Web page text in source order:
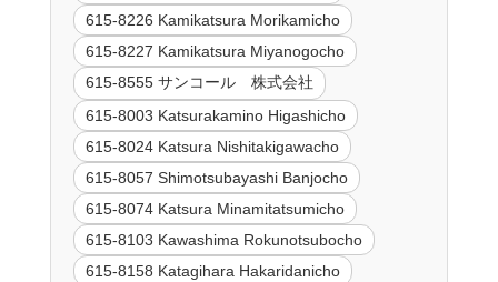
615-8226 Kamikatsura Morikamicho
615-8227 Kamikatsura Miyanogocho
615-8555 サンコール 株式会社
615-8003 Katsurakamino Higashicho
615-8024 Katsura Nishitakigawacho
615-8057 Shimotsubayashi Banjocho
615-8074 Katsura Minamitatsumicho
615-8103 Kawashima Rokunotsubocho
615-8158 Katagihara Hakaridanicho